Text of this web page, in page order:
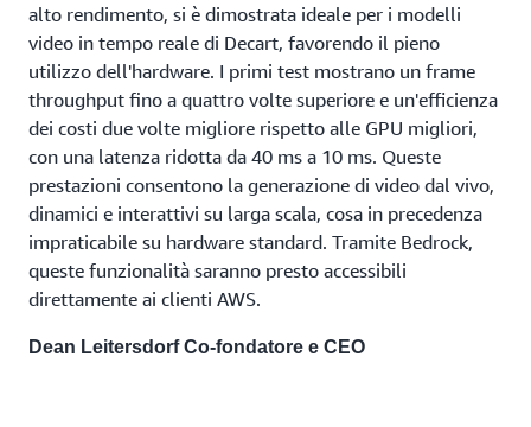
alto rendimento, si è dimostrata ideale per i modelli
video in tempo reale di Decart, favorendo il pieno
utilizzo dell'hardware. I primi test mostrano un frame
throughput fino a quattro volte superiore e un'efficienza
dei costi due volte migliore rispetto alle GPU migliori,
con una latenza ridotta da 40 ms a 10 ms. Queste
prestazioni consentono la generazione di video dal vivo,
dinamici e interattivi su larga scala, cosa in precedenza
impraticabile su hardware standard. Tramite Bedrock,
queste funzionalità saranno presto accessibili
direttamente ai clienti AWS.
Dean Leitersdorf Co-fondatore e CEO